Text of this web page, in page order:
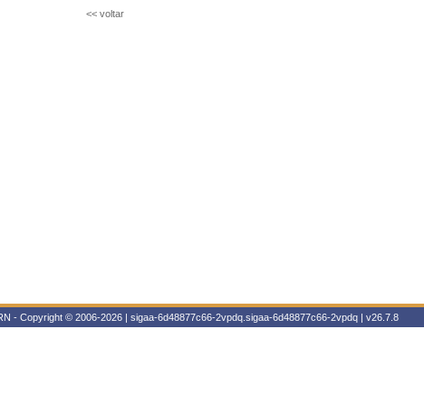
<< voltar
- Copyright © 2006-2026 | sigaa-6d48877c66-2vpdq.sigaa-6d48877c66-2vpdq | v26.7.8